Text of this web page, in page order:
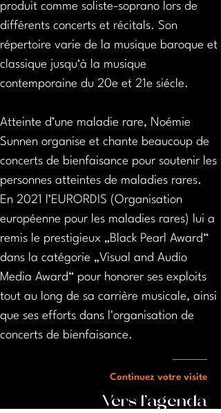
produit comme soliste-soprano lors de
différents concerts et récitals. Son
répertoire varie de la musique baroque et
classique jusqu‘à la musique
contemporaine du 20e et 21e siécle.
Atteinte d’une maladie rare, Noémie
Sunnen organise et chante beaucoup de
concerts de bienfaisance pour soutenir les
personnes atteintes de maladies rares.
En 2021 l’EURORDIS (Organisation
européenne pour les maladies rares) lui a
remis le prestigieux „Black Pearl Award“
dans la catégorie „Visual and Audio
Media Award“ pour honorer ses exploits
tout au long de sa carrière musicale, ainsi
que ses efforts dans l'organisation de
concerts de bienfaisance.
Continuez votre visite
Vers l'agenda